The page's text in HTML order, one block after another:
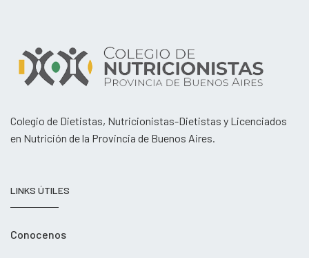
Colegio de Dietistas, Nutricionistas-Dietistas y Licenciados
en Nutrición de la Provincia de Buenos Aires.
LINKS ÚTILES
Conocenos